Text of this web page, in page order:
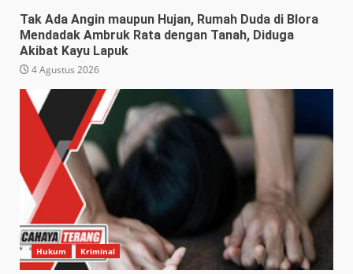
Tak Ada Angin maupun Hujan, Rumah Duda di Blora
Mendadak Ambruk Rata dengan Tanah, Diduga
Akibat Kayu Lapuk
4 Agustus 2026
Hukum Kriminal